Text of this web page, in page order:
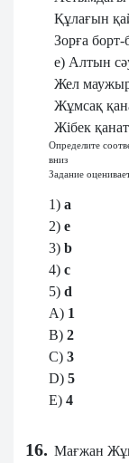
Құлағын
Зорға борт-
e) Алтын
Жел
Жұмсақ
Жібек
Определите
вниз
Задание
1) a
2) e
3) b
4) c
5) d
A) 1
B) 2
C) 3
D) 5
E) 4
16. Мағжан